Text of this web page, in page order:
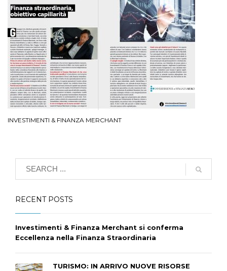
INVESTIMENTI & FINANZA MERCHANT
RECENT POSTS
Investimenti & Finanza Merchant si conferma
Eccellenza nella Finanza Straordinaria
TURISMO: IN ARRIVO NUOVE RISORSE